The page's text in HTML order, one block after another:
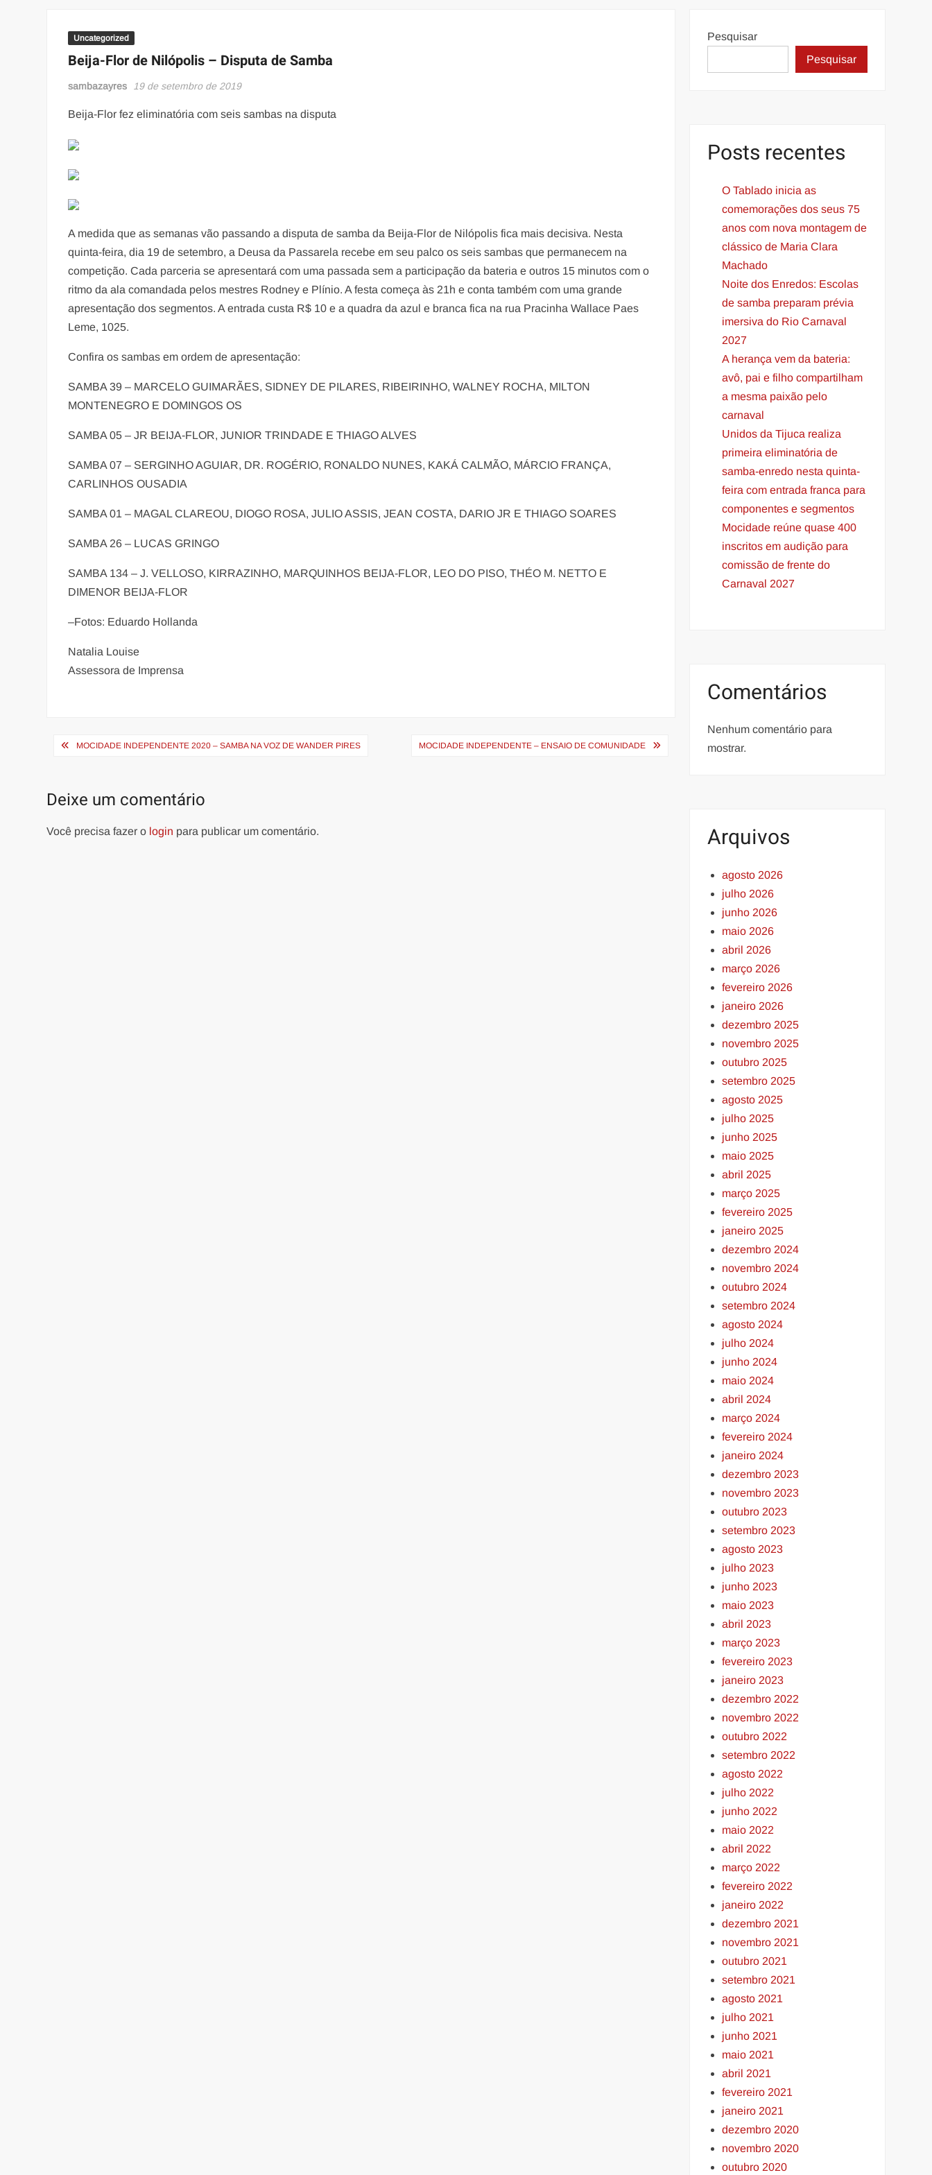
Uncategorized
Beija-Flor de Nilópolis – Disputa de Samba
sambazayres 19 de setembro de 2019
Beija-Flor fez eliminatória com seis sambas na disputa
A medida que as semanas vão passando a disputa de samba da Beija-Flor de Nilópolis fica mais decisiva. Nesta
quinta-feira, dia 19 de setembro, a Deusa da Passarela recebe em seu palco os seis sambas que permanecem na
competição. Cada parceria se apresentará com uma passada sem a participação da bateria e outros 15 minutos com o
ritmo da ala comandada pelos mestres Rodney e Plínio. A festa começa às 21h e conta também com uma grande
apresentação dos segmentos. A entrada custa R$ 10 e a quadra da azul e branca fica na rua Pracinha Wallace Paes
Leme, 1025.
Confira os sambas em ordem de apresentação:
SAMBA 39 – MARCELO GUIMARÃES, SIDNEY DE PILARES, RIBEIRINHO, WALNEY ROCHA, MILTON
MONTENEGRO E DOMINGOS OS
SAMBA 05 – JR BEIJA-FLOR, JUNIOR TRINDADE E THIAGO ALVES
SAMBA 07 – SERGINHO AGUIAR, DR. ROGÉRIO, RONALDO NUNES, KAKÁ CALMÃO, MÁRCIO FRANÇA,
CARLINHOS OUSADIA
SAMBA 01 – MAGAL CLAREOU, DIOGO ROSA, JULIO ASSIS, JEAN COSTA, DARIO JR E THIAGO SOARES
SAMBA 26 – LUCAS GRINGO
SAMBA 134 – J. VELLOSO, KIRRAZINHO, MARQUINHOS BEIJA-FLOR, LEO DO PISO, THÉO M. NETTO E
DIMENOR BEIJA-FLOR
–Fotos: Eduardo Hollanda
Natalia Louise
Assessora de Imprensa
Navegação
Post
MOCIDADE INDEPENDENTE 2020 – SAMBA NA VOZ DE WANDER PIRES MOCIDADE INDEPENDENTE – ENSAIO DE COMUNIDADE
Deixe um comentário
Você precisa fazer o login para publicar um comentário.
Pesquisar
Pesquisar
Posts recentes
O Tablado inicia as
comemorações dos seus 75
anos com nova montagem de
clássico de Maria Clara
Machado
Noite dos Enredos: Escolas
de samba preparam prévia
imersiva do Rio Carnaval
2027
A herança vem da bateria:
avô, pai e filho compartilham
a mesma paixão pelo
carnaval
Unidos da Tijuca realiza
primeira eliminatória de
samba-enredo nesta quinta-
feira com entrada franca para
componentes e segmentos
Mocidade reúne quase 400
inscritos em audição para
comissão de frente do
Carnaval 2027
Comentários
Nenhum comentário para
mostrar.
Arquivos
agosto 2026
julho 2026
junho 2026
maio 2026
abril 2026
março 2026
fevereiro 2026
janeiro 2026
dezembro 2025
novembro 2025
outubro 2025
setembro 2025
agosto 2025
julho 2025
junho 2025
maio 2025
abril 2025
março 2025
fevereiro 2025
janeiro 2025
dezembro 2024
novembro 2024
outubro 2024
setembro 2024
agosto 2024
julho 2024
junho 2024
maio 2024
abril 2024
março 2024
fevereiro 2024
janeiro 2024
dezembro 2023
novembro 2023
outubro 2023
setembro 2023
agosto 2023
julho 2023
junho 2023
maio 2023
abril 2023
março 2023
fevereiro 2023
janeiro 2023
dezembro 2022
novembro 2022
outubro 2022
setembro 2022
agosto 2022
julho 2022
junho 2022
maio 2022
abril 2022
março 2022
fevereiro 2022
janeiro 2022
dezembro 2021
novembro 2021
outubro 2021
setembro 2021
agosto 2021
julho 2021
junho 2021
maio 2021
abril 2021
fevereiro 2021
janeiro 2021
dezembro 2020
novembro 2020
outubro 2020